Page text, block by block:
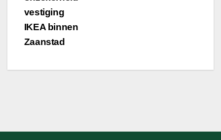
vestiging
IKEA binnen
Zaanstad